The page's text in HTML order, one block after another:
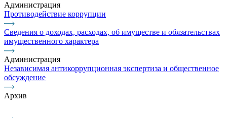
Администрация
Противодействие коррупции
Сведения о доходах, расходах, об имуществе и обязательствах
имущественного характера
Администрация
Независимая антикоррупционная экспертиза и общественное
обсуждение
Архив